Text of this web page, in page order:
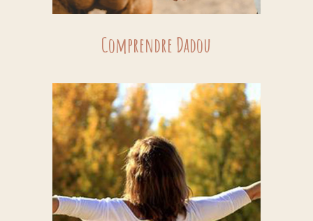
Comprendre Dadou